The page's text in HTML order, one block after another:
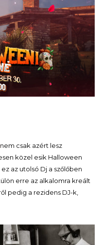
nem csak azért lesz
közel esik Halloween
az utolsó Dj a szőlőben
erre az alkalomra kreált
pedig a rezidens DJ-k,